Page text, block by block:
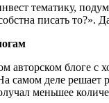
тематику,
писать
авторском блоге
самом деле
меньшее